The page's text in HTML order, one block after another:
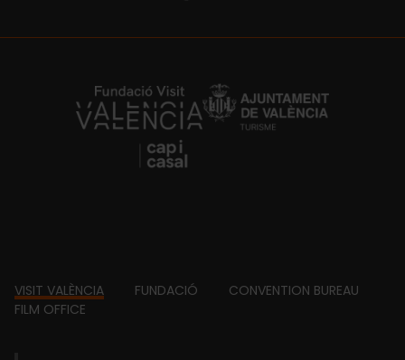
https://fundacion.visitvalencia.com/
Footer
VISIT VALÈNCIA FUNDACIÓ
CONVENTION BUREAU
FILM OFFICE